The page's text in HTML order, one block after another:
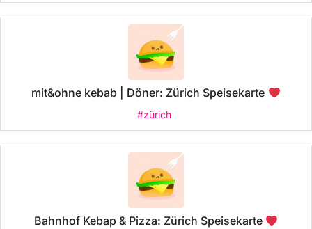
mit&ohne kebab | Döner: Zürich Speisekarte
#zürich
Bahnhof Kebap & Pizza: Zürich Speisekarte